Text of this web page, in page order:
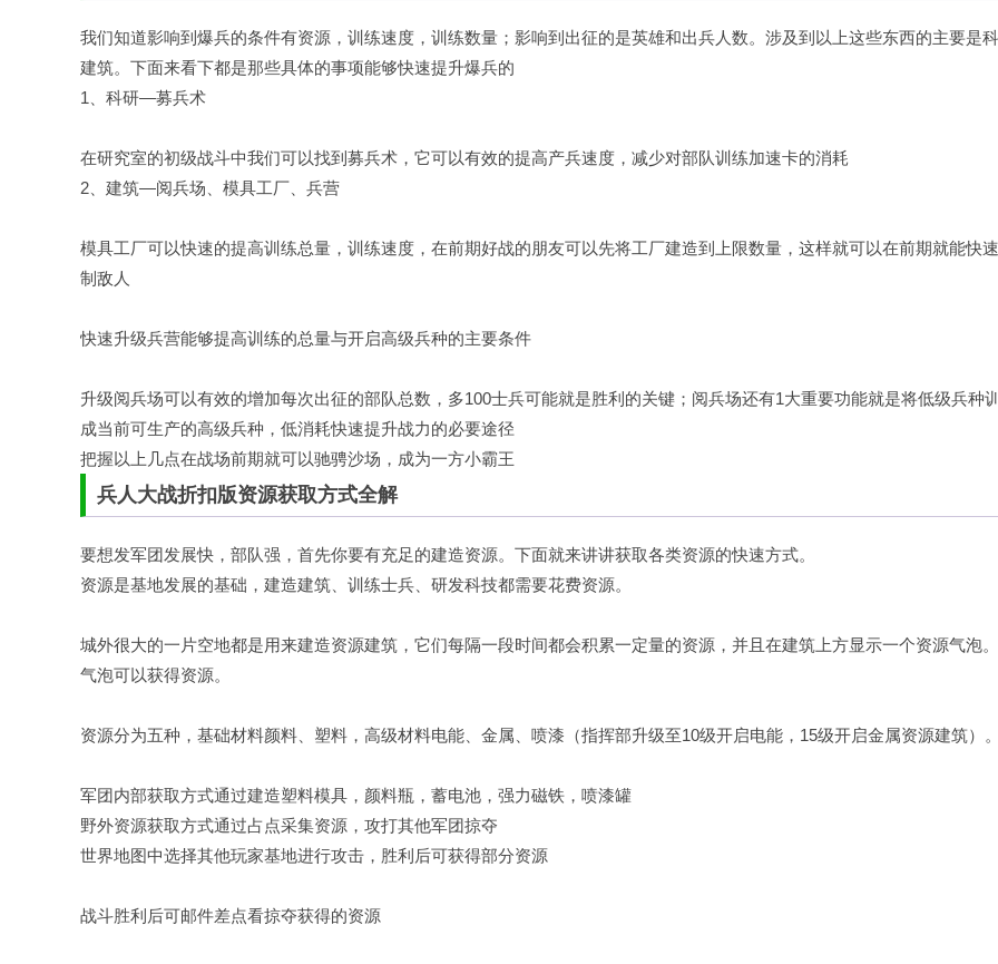
我们知道影响到爆兵的条件有资源，训练速度，训练数量；影响到出征的是英雄和出兵人数。涉及到以上这些东西的主要是
建筑。下面来看下都是那些具体的事项能够快速提升爆兵的
1、科研—募兵术
在研究室的初级战斗中我们可以找到募兵术，它可以有效的提高产兵速度，减少对部队训练加速卡的消耗
2、建筑—阅兵场、模具工厂、兵营
模具工厂可以快速的提高训练总量，训练速度，在前期好战的朋友可以先将工厂建造到上限数量，这样就可以在前期就能快
制敌人
快速升级兵营能够提高训练的总量与开启高级兵种的主要条件
升级阅兵场可以有效的增加每次出征的部队总数，多100士兵可能就是胜利的关键；阅兵场还有1大重要功能就是将低级兵种
成当前可生产的高级兵种，低消耗快速提升战力的必要途径
把握以上几点在战场前期就可以驰骋沙场，成为一方小霸王
兵人大战折扣版资源获取方式全解
要想发军团发展快，部队强，首先你要有充足的建造资源。下面就来讲讲获取各类资源的快速方式。
资源是基地发展的基础，建造建筑、训练士兵、研发科技都需要花费资源。
城外很大的一片空地都是用来建造资源建筑，它们每隔一段时间都会积累一定量的资源，并且在建筑上方显示一个资源气泡
气泡可以获得资源。
资源分为五种，基础材料颜料、塑料，高级材料电能、金属、喷漆（指挥部升级至10级开启电能，15级开启金属资源建筑）
军团内部获取方式通过建造塑料模具，颜料瓶，蓄电池，强力磁铁，喷漆罐
野外资源获取方式通过占点采集资源，攻打其他军团掠夺
世界地图中选择其他玩家基地进行攻击，胜利后可获得部分资源
战斗胜利后可邮件差点看掠夺获得的资源